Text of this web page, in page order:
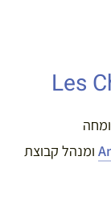
Les
ומנהל קבוצת